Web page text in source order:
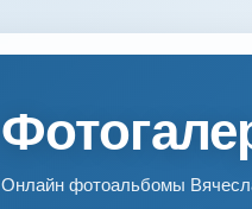
Онлайн фотоальбомы